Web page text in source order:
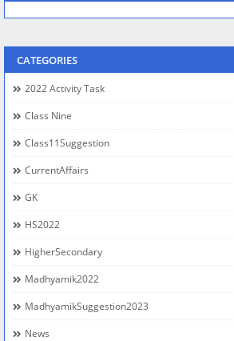
CATEGORIES
2022 Activity Task
Class Nine
Class11Suggestion
CurrentAffairs
GK
HS2022
HigherSecondary
Madhyamik2022
MadhyamikSuggestion2023
News